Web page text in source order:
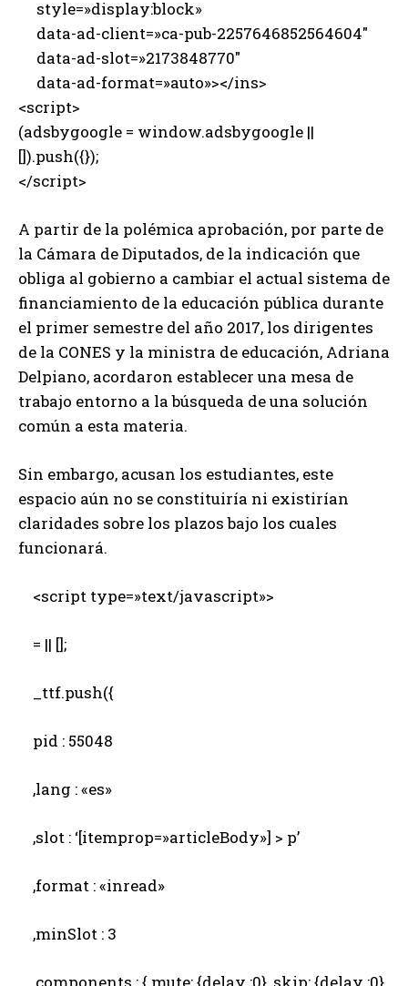
style=»display:block»
data-ad-client=»ca-pub-2257646852564604″
data-ad-slot=»2173848770″
data-ad-format=»auto»></ins>
<script>
(adsbygoogle = window.adsbygoogle ||
[]).push({});
</script>
A partir de la polémica aprobación, por parte de
la Cámara de Diputados, de la indicación que
obliga al gobierno a cambiar el actual sistema de
financiamiento de la educación pública durante
el primer semestre del año 2017, los dirigentes
de la CONES y la ministra de educación, Adriana
Delpiano, acordaron establecer una mesa de
trabajo entorno a la búsqueda de una solución
común a esta materia.
Sin embargo, acusan los estudiantes, este
espacio aún no se constituiría ni existirían
claridades sobre los plazos bajo los cuales
funcionará.
<script type=»text/javascript»>
= || [];
_ttf.push({
pid : 55048
,lang : «es»
,slot : ‘[itemprop=»articleBody»] > p’
,format : «inread»
,minSlot : 3
,components : { mute: {delay :0}, skip: {delay :0}